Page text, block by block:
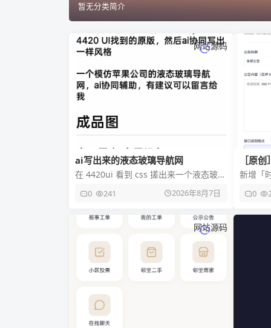
暂无分类简介
网站源码
ai写出来的液态玻璃导航网
在 4420ui 看到 css 搓出来一个液态玻
网，后端写
0 241 2026年8月7日
［原
新
新增「
用次
0
网站源码